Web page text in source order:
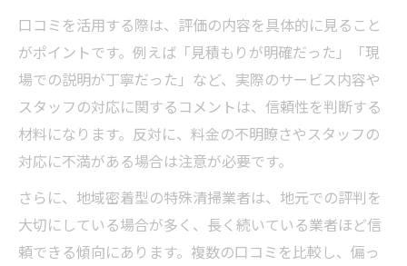
口コミを活用する際は、評価の内容を具体的に見ること
がポイントです。例えば「見積もりが明確だった」「現
場での説明が丁寧だった」など、実際のサービス内容や
スタッフの対応に関するコメントは、信頼性を判断する
材料になります。反対に、料金の不明瞭さやスタッフの
対応に不満がある場合は注意が必要です。
さらに、地域密着型の特殊清掃業者は、地元での評判を
大切にしている場合が多く、長く続いている業者ほど信
頼できる傾向にあります。複数の口コミを比較し、偏っ